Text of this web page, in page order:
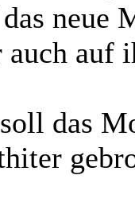
neue
auf
das